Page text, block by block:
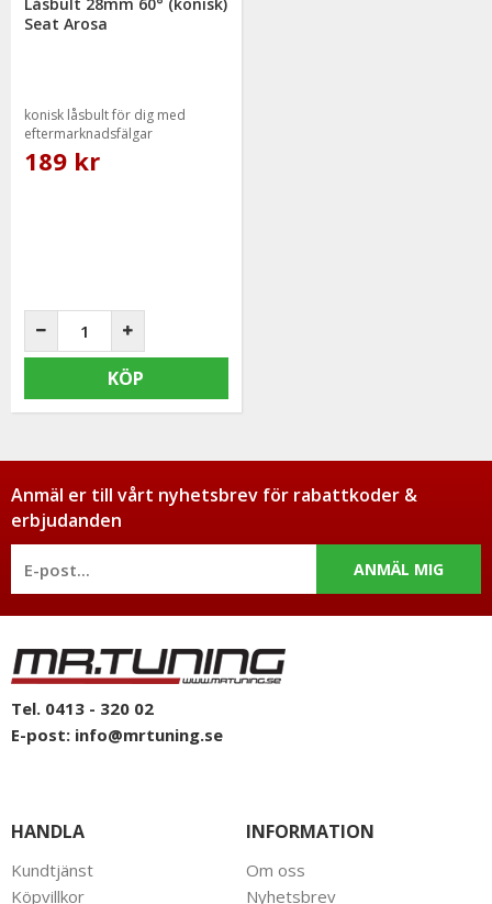
Låsbult 28mm 60° (konisk)
Seat Arosa
konisk låsbult för dig med
eftermarknadsfälgar
189 kr
KÖP
Anmäl er till vårt nyhetsbrev för rabattkoder &
erbjudanden
ANMÄL MIG
Tel. 0413 - 320 02
E-post: info@mrtuning.se
HANDLA
Kundtjänst
Köpvillkor
INFORMATION
Om oss
Nyhetsbrev